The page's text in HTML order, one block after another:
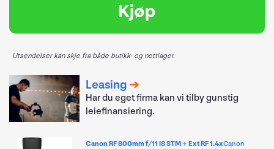
Kjøp
Utsendelser kan skje fra både butikk- og nettlager.
Leasing
Har du eget firma kan vi tilby gunstig
leiefinansiering.
Canon RF 800mm f/11 IS STM + Ext RF 1.4xCanon